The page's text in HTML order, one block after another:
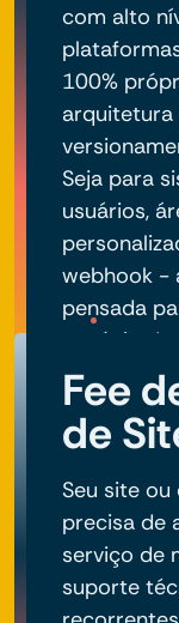
com alto
100%
Seja para
usuários,
webhook -
pensada
negócio
Fee
de
Seu site
precisa de
serviço de
suporte